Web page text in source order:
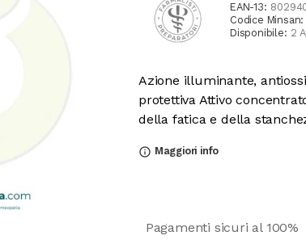
EAN-13:
Codice Minsan:
Disponibile: 2
​​​​​​​​​​​​​​​​​​​Azione illuminante,
protettiva Attivo
della fatica e della
info_outline Maggiori info
Pagamenti sicuri al 100%